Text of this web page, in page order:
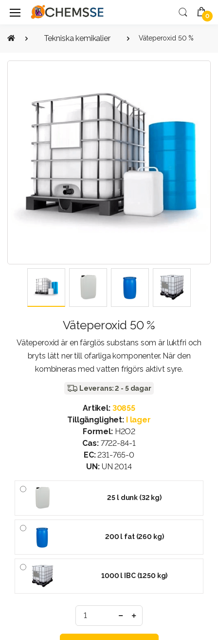
0
Tekniska kemikalier Väteperoxid 50 %
Väteperoxid 50 %
Väteperoxid är en färglös substans som är luktfri och
bryts lätt ner till ofarliga komponenter. När den
kombineras med vatten frigörs aktivt syre.
Leverans: 2 - 5 dagar
Artikel: 30855
Tillgänglighet: I lager
Formel: H2O2
Cas: 7722-84-1
EC: 231-765-0
UN: UN 2014
25 l dunk (32 kg)
200 l fat (260 kg)
1000 l IBC (1250 kg)